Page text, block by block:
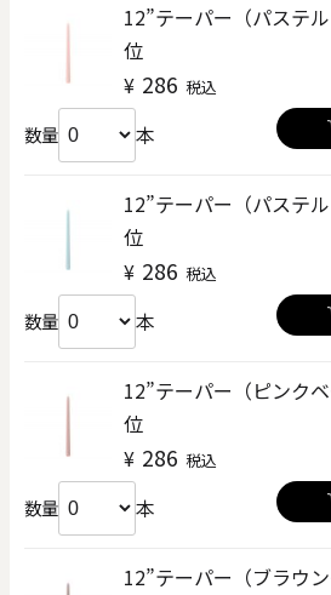
12”テーパー（パス
位
¥ 286 税込
数量 本
12”テーパー（パス
位
¥ 286 税込
数量 本
12”テーパー（ピン
位
¥ 286 税込
数量 本
12”テーパー（ブラ